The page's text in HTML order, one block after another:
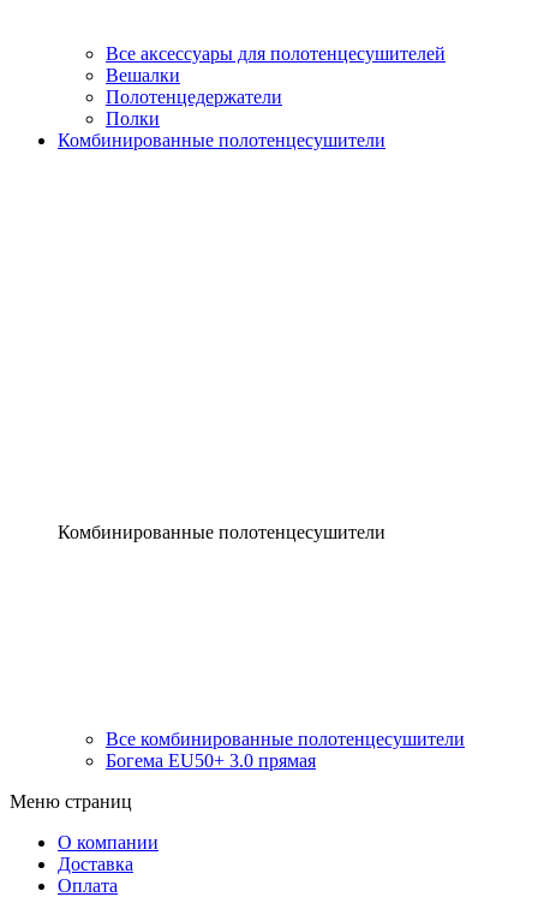
Все аксессуары для полотенцесушителей
Вешалки
Полотенцедержатели
Полки
Комбинированные полотенцесушители
Комбинированные полотенцесушители
Все комбинированные полотенцесушители
Богема EU50+ 3.0 прямая
Меню страниц
О компании
Доставка
Оплата